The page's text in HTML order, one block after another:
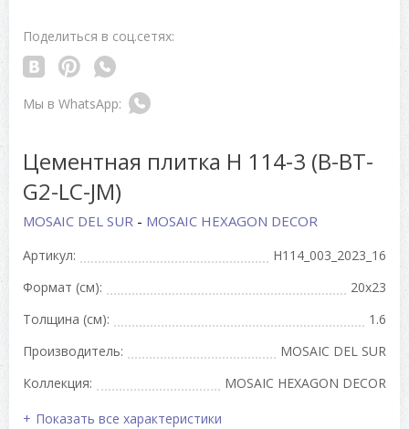
Поделиться в соц.сетях:
Цементная плитка H 114-3 (B-BT-
G2-LC-JM)
MOSAIC DEL SUR - MOSAIC HEXAGON DECOR
Артикул:
H114_003_2023_16
Формат (см):
20x23
Толщина (см):
1.6
Производитель:
MOSAIC DEL SUR
Коллекция:
MOSAIC HEXAGON DECOR
Показать все характеристики